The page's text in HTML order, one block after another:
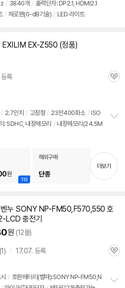
/ 3840개 / 출력단자: DP2.1, HDMI2.1
/ 제로팬(0-dB기술) / LED 라이트
EXILIM EX-Z550 (정품)
록
관
/ 2.7인치 / 고정형 / 23만400화소 / ISO
: SDHC, 내장메모리 / 내장메모리(24.5M
기
1위
원
해외구매
단종
더보기
누 SONY NP-FM50,F570,550 호
LCD 충전기
원 (12몰)
(상
리
1) 17.07. 등록
관
/ 호환배터리(별매):SONY NP-FM50,N